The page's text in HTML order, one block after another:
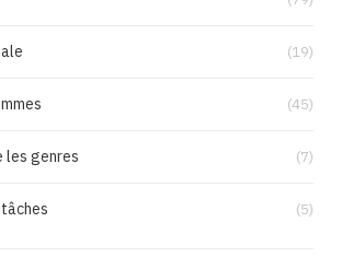
(19)
(45)
genres (7)
(5)